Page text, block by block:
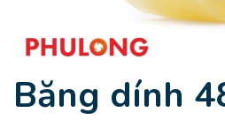
Băng dính